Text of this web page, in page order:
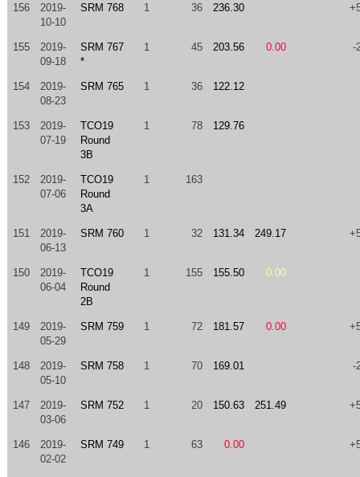
156
2019-
10-10
SRM 768 1 36 236.30
155
2019-
09-18
SRM 767
*
1 45 203.56 0.00 -
154
2019-
08-23
SRM 765 1 36 122.12
153
2019-
07-19
TCO19
Round
3B
1 78 129.76
152
2019-
07-06
TCO19
Round
3A
1 163
151
2019-
06-13
SRM 760 1 32 131.34 249.17
150
2019-
06-04
TCO19
Round
2B
1 155 155.50 0.00
149
2019-
05-29
SRM 759 1 72 181.57 0.00
148
2019-
05-10
SRM 758 1 70 169.01 -
147
2019-
03-06
SRM 752 1 20 150.63 251.49
146
2019-
02-02
SRM 749 1 63 0.00